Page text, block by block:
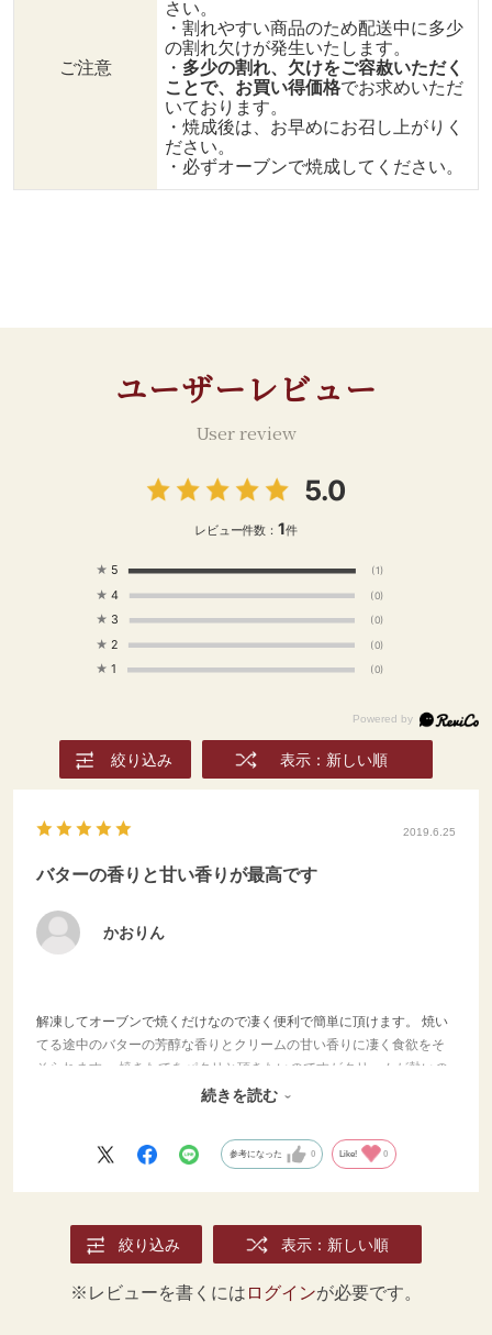
ご注意
さい。
・割れやすい商品のため配送中に多少
の割れ欠けが発生いたします。
・ 多少の割れ、欠けをご容赦いただく
ことで、お買い得価格でお求めいただ
いております。
・焼成後は、お早めにお召し上がりく
ださい。
・必ずオーブンで焼成してください。
ユーザーレビュー
User review
5.0
レビュー件数： 1件
★ 5 (1)
★ 4 (0)
★ 3 (0)
★ 2 (0)
★ 1 (0)
絞り込み 表示：新しい順
2019.6.25
バターの香りと甘い香りが最高です
かおりん
解凍してオーブンで焼くだけなので凄く便利で簡単に頂けます。 焼い
てる途中のバターの芳醇な香りとクリームの甘い香りに凄く食欲をそ
そられます。 焼きたてをパクリと頂きたいのですがクリームが熱いの
で少し冷ましてから頂いてます。 クリームが濃厚でサクサク生地と凄
続きを読む
参考になった 0 Like! 0
絞り込み 表示：新しい順
※レビューを書くには ログインが必要です。